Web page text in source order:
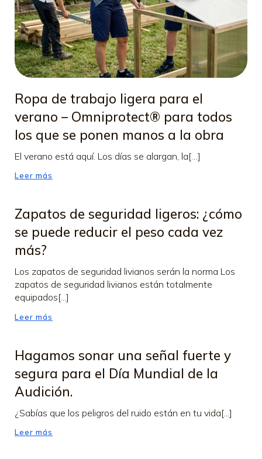
Ropa de trabajo ligera para el
verano – Omniprotect® para todos
los que se ponen manos a la obra
El verano está aquí. Los días se alargan, la[…]
Leer más
Zapatos de seguridad ligeros: ¿cómo
se puede reducir el peso cada vez
más?
Los zapatos de seguridad livianos serán la norma Los
zapatos de seguridad livianos están totalmente
equipados[...]
Leer más
Hagamos sonar una señal fuerte y
segura para el Día Mundial de la
Audición.
¿Sabías que los peligros del ruido están en tu vida[...]
Leer más